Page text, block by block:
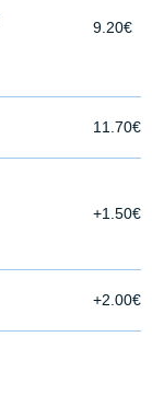
9.20€
11.70€
+1.50€
+2.00€